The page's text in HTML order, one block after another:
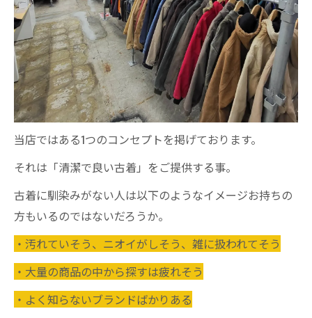
当店ではある1つのコンセプトを掲げております。
それは「清潔で良い古着」をご提供する事。
古着に馴染みがない人は以下のようなイメージお持ちの
方もいるのではないだろうか。
・汚れていそう、ニオイがしそう、雑に扱われてそう
・大量の商品の中から探すは疲れそう
・よく知らないブランドばかりある